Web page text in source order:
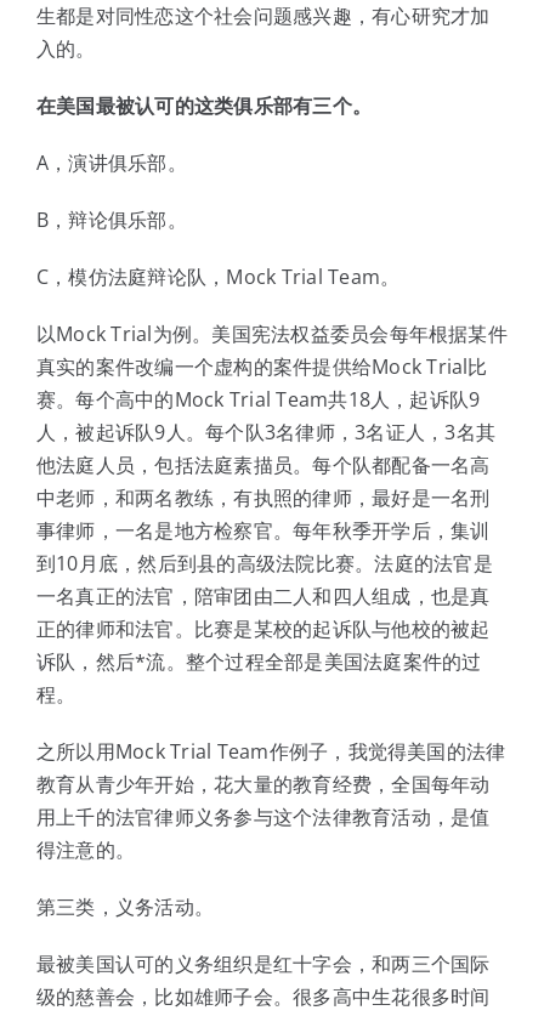
生都是对同性恋这个社会问题感兴趣，有心研究才加
入的。
在美国最被认可的这类俱乐部有三个。
A，演讲俱乐部。
B，辩论俱乐部。
C，模仿法庭辩论队，Mock Trial Team。
以Mock Trial为例。美国宪法权益委员会每年根据某件
真实的案件改编一个虚构的案件提供给Mock Trial比
赛。每个高中的Mock Trial Team共18人，起诉队9
人，被起诉队9人。每个队3名律师，3名证人，3名其
他法庭人员，包括法庭素描员。每个队都配备一名高
中老师，和两名教练，有执照的律师，最好是一名刑
事律师，一名是地方检察官。每年秋季开学后，集训
到10月底，然后到县的高级法院比赛。法庭的法官是
一名真正的法官，陪审团由二人和四人组成，也是真
正的律师和法官。比赛是某校的起诉队与他校的被起
诉队，然后*流。整个过程全部是美国法庭案件的过
程。
之所以用Mock Trial Team作例子，我觉得美国的法律
教育从青少年开始，花大量的教育经费，全国每年动
用上千的法官律师义务参与这个法律教育活动，是值
得注意的。
第三类，义务活动。
最被美国认可的义务组织是红十字会，和两三个国际
级的慈善会，比如雄师子会。很多高中生花很多时间